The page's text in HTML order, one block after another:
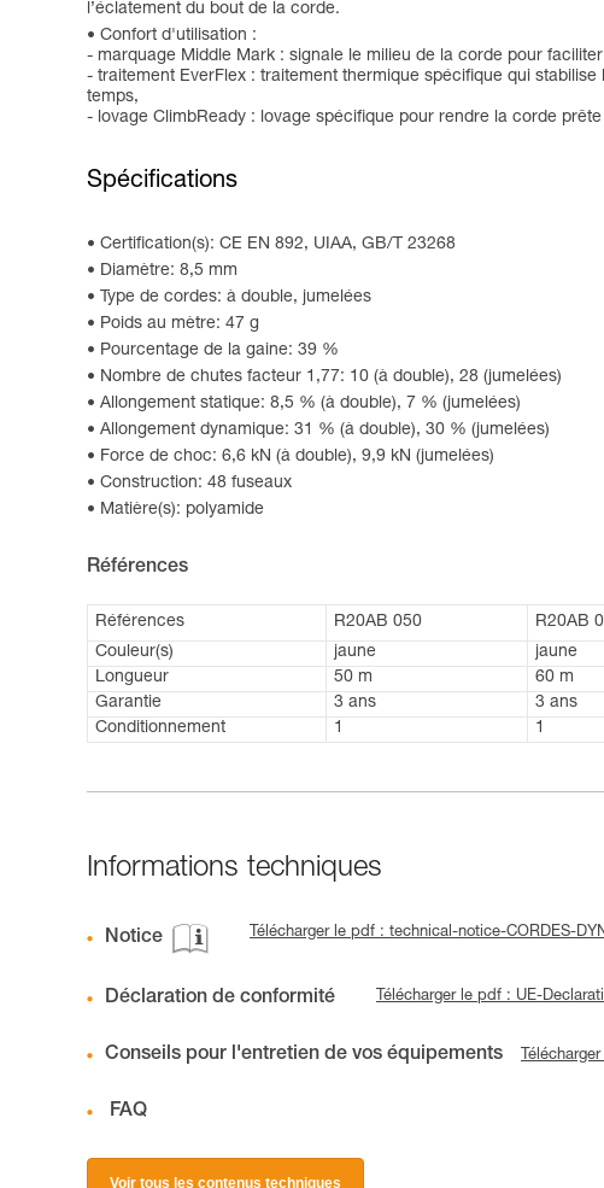
l’éclatement du bout de la corde.
Confort d'utilisation :
- marquage Middle Mark : signale le milieu de la corde pour
- traitement EverFlex : traitement thermique spécifique qui
temps,
- lovage ClimbReady : lovage spécifique pour rendre la corde
Spécifications
Certification(s): CE EN 892, UIAA, GB/T 23268
Diamètre: 8,5 mm
Type de cordes: à double, jumelées
Poids au mètre: 47 g
Pourcentage de la gaine: 39 %
Nombre de chutes facteur 1,77: 10 (à double), 28 (jumelées)
Allongement statique: 8,5 % (à double), 7 % (jumelées)
Allongement dynamique: 31 % (à double), 30 % (jumelées)
Force de choc: 6,6 kN (à double), 9,9 kN (jumelées)
Construction: 48 fuseaux
Matière(s): polyamide
Références
Références R20AB 050 R20AB
Couleur(s)
jaune jaune
Longueur
50 m 60 m
Garantie
3 ans 3 ans
Conditionnement
1 1
Informations techniques
Notice Télécharger le pdf : technical-notice-CORDES-
Déclaration de conformité Télécharger le pdf : UE-
Conseils pour l'entretien de vos équipements
FAQ
Voir tous les contenus techniques